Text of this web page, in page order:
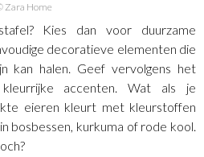
Zara Home
Kies dan voor duurzame
decoratieve elementen die
kan halen. Geef vervolgens het
accenten. Wat als je
eieren kleurt met kleurstoffen
bosbessen, kurkuma of rode kool.